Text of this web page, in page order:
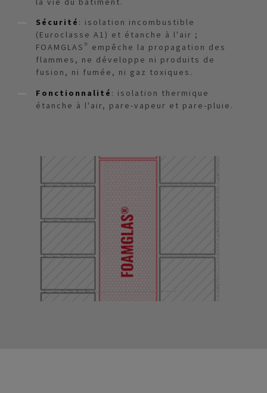
Sécurité : isolation incombustible
(Euroclasse A1) et étanche à l'air ;
FOAMGLAS® empêche la propagation des
flammes, ne développe ni produits de
fusion, ni fumée, ni gaz toxiques.
Fonctionnalité : isolation thermique
étanche à l'air, pare-vapeur et pare-pluie.